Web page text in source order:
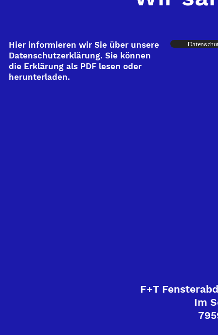
Hier informieren wir Sie über unsere
Datenschutzerklärung. Sie können
die Erklärung als PDF lesen oder
herunterladen.
F+T
Im